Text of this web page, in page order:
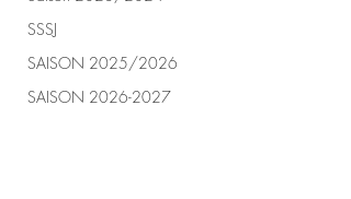
SSSJ
SAISON 2025/2026
SAISON 2026-2027